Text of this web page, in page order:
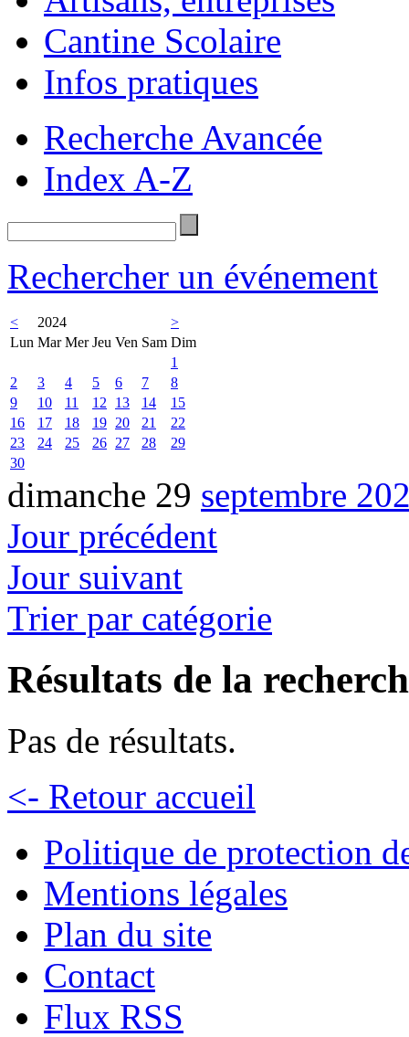
Cantine Scolaire
Infos pratiques
Recherche Avancée
Index A-Z
Rechercher un événement
< 2024
>
Lun Mar Mer Jeu Ven Sam Dim
1
2
3 4 5 6 7
8
9
10 11 12 13 14
15
16
17 18 19 20 21
22
23
24 25 26 27 28
29
30
dimanche 29 septembre
Jour précédent
Jour suivant
Trier par catégorie
Résultats de la
Pas de résultats.
<- Retour accueil
Politique de protection
Mentions légales
Plan du site
Contact
Flux RSS